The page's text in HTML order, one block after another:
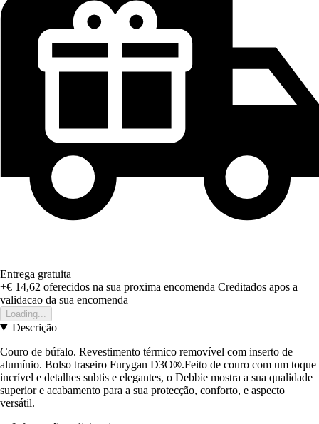
Entrega gratuita
+€ 14,62 oferecidos na sua proxima encomenda Creditados apos a
validacao da sua encomenda
Loading...
Descrição
Couro de búfalo. Revestimento térmico removível com inserto de
alumínio. Bolso traseiro Furygan D3O®.Feito de couro com um toque
incrível e detalhes subtis e elegantes, o Debbie mostra a sua qualidade
superior e acabamento para a sua protecção, conforto, e aspecto
versátil.